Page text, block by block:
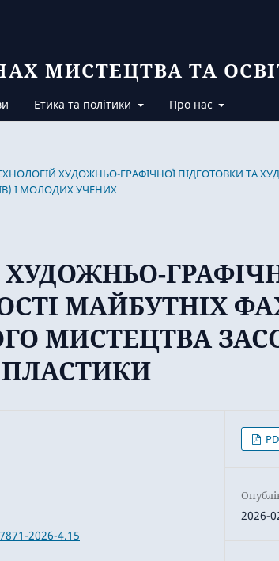
МИСТЕЦТВА ТА
Етика та політики Про нас
ХУДОЖНЬО-ГРАФІЧНОЇ ПІДГОТОВКИ ТА
І МОЛОДИХ УЧЕНИХ
МАЙБУТНІХ
МИСТЕЦТВА
ПЛАСТИКИ
2026-4.15
2026-